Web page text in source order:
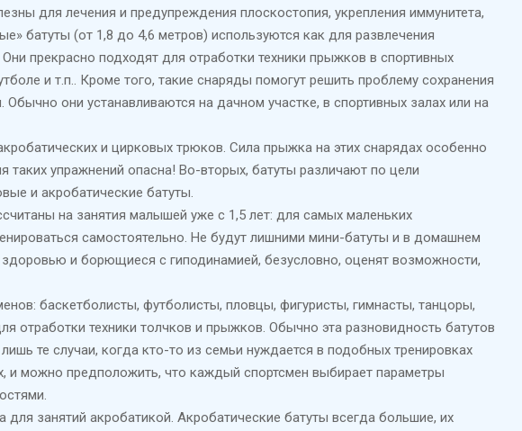
для лечения и предупреждения плоскостопия, укрепления иммунитета,
батуты (от 1,8 до 4,6 метров) используются как для развлечения
прекрасно подходят для отработки техники прыжков в спортивных
и т.п.. Кроме того, такие снаряды помогут решить проблему сохранения
они устанавливаются на дачном участке, в спортивных залах или на
и цирковых трюков. Сила прыжка на этих снарядах особенно
таких упражнений опасна! Во-вторых, батуты различают по цели
и акробатические батуты.
на занятия малышей уже с 1,5 лет: для самых маленьких
самостоятельно. Не будут лишними мини-батуты и в домашнем
и борющиеся с гиподинамией, безусловно, оценят возможности,
баскетболисты, футболисты, пловцы, фигуристы, гимнасты, танцоры,
отработки техники толчков и прыжков. Обычно эта разновидность батутов
те случаи, когда кто-то из семьи нуждается в подобных тренировках
и можно предположить, что каждый спортсмен выбирает параметры
занятий акробатикой. Акробатические батуты всегда большие, их